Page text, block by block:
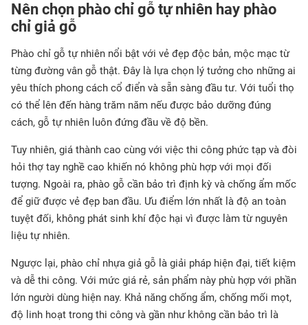
Nên chọn phào chỉ gỗ tự nhiên hay phào
chỉ giả gỗ
Phào chỉ gỗ tự nhiên nổi bật với vẻ đẹp độc bản, mộc mạc từ
từng đường vân gỗ thật. Đây là lựa chọn lý tưởng cho những ai
yêu thích phong cách cổ điển và sẵn sàng đầu tư. Với tuổi thọ
có thể lên đến hàng trăm năm nếu được bảo dưỡng đúng
cách, gỗ tự nhiên luôn đứng đầu về độ bền.
Tuy nhiên, giá thành cao cùng với việc thi công phức tạp và đòi
hỏi thợ tay nghề cao khiến nó không phù hợp với mọi đối
tượng. Ngoài ra, phào gỗ cần bảo trì định kỳ và chống ẩm mốc
để giữ được vẻ đẹp ban đầu. Ưu điểm lớn nhất là độ an toàn
tuyệt đối, không phát sinh khí độc hại vì được làm từ nguyên
liệu tự nhiên.
Ngược lại, phào chỉ nhựa giả gỗ là giải pháp hiện đại, tiết kiệm
và dễ thi công. Với mức giá rẻ, sản phẩm này phù hợp với phần
lớn người dùng hiện nay. Khả năng chống ẩm, chống mối mọt,
độ linh hoạt trong thi công và gần như không cần bảo trì là